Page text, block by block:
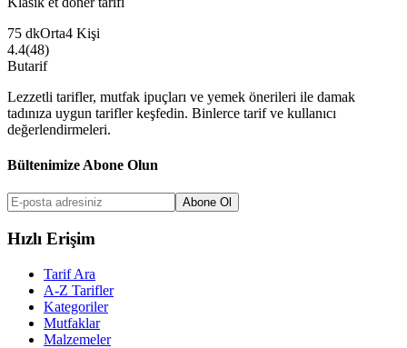
75 dkOrta4 Kişi
4.4(48)
Butarif
Lezzetli tarifler, mutfak ipuçları ve yemek önerileri ile damak
tadınıza uygun tarifler keşfedin. Binlerce tarif ve kullanıcı
değerlendirmeleri.
Bültenimize Abone Olun
Abone Ol
Hızlı Erişim
Tarif Ara
A-Z Tarifler
Kategoriler
Mutfaklar
Malzemeler